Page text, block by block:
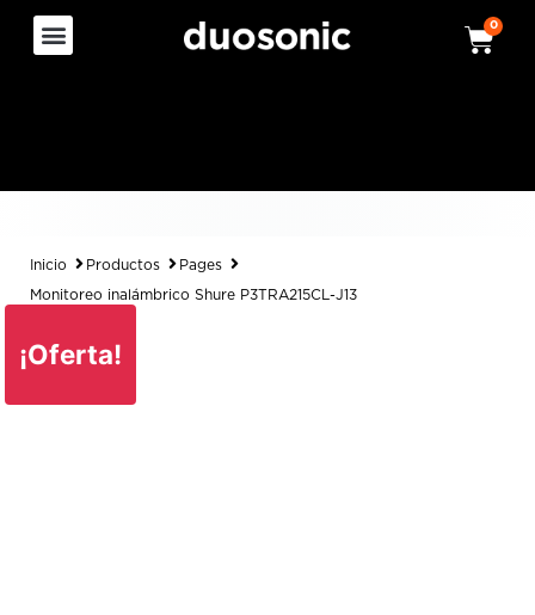
0
Inicio Productos Pages
Monitoreo inalámbrico Shure P3TRA215CL-J13
¡Oferta!